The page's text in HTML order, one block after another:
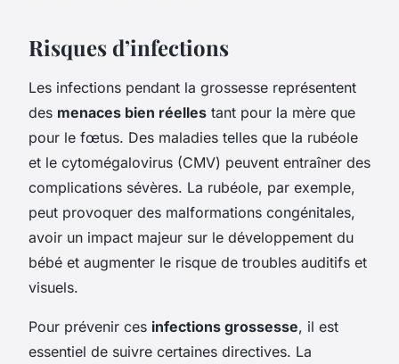
Risques d’infections
Les infections pendant la grossesse représentent
des menaces bien réelles tant pour la mère que
pour le fœtus. Des maladies telles que la rubéole
et le cytomégalovirus (CMV) peuvent entraîner des
complications sévères. La rubéole, par exemple,
peut provoquer des malformations congénitales,
avoir un impact majeur sur le développement du
bébé et augmenter le risque de troubles auditifs et
visuels.
Pour prévenir ces infections grossesse, il est
essentiel de suivre certaines directives. La